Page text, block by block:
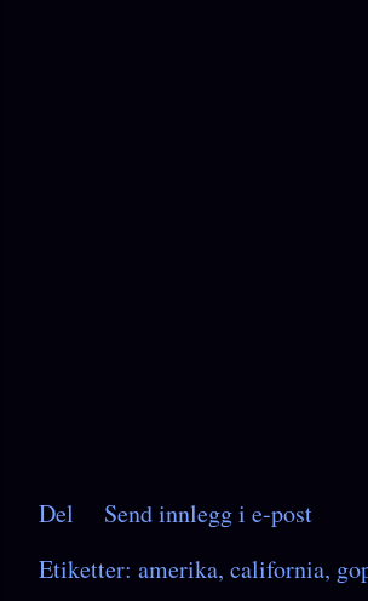
Del
Send innlegg i e-post
Etiketter: amerika california